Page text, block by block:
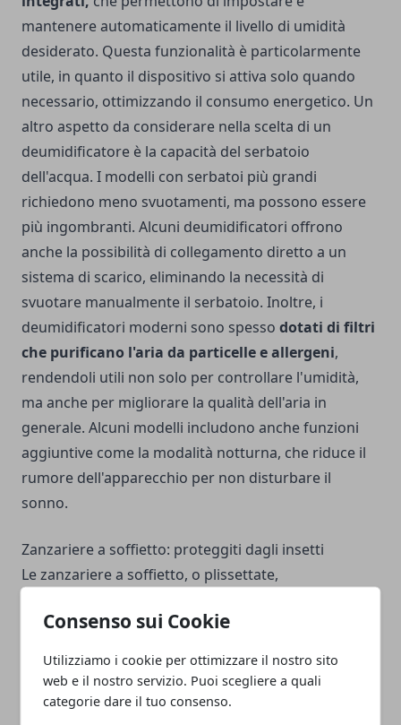
Consenso sui Cookie
Utilizziamo i cookie per ottimizzare il nostro sito
web e il nostro servizio. Puoi scegliere a quali
categorie dare il tuo consenso.
mantenere automaticamente il livello di umidità
desiderato. Questa funzionalità è particolarmente
utile, in quanto il dispositivo si attiva solo quando
necessario, ottimizzando il consumo energetico. Un
altro aspetto da considerare nella scelta di un
deumidificatore è la capacità del serbatoio
dell'acqua. I modelli con serbatoi più grandi
richiedono meno svuotamenti, ma possono essere
più ingombranti. Alcuni deumidificatori offrono
anche la possibilità di collegamento diretto a un
sistema di scarico, eliminando la necessità di
svuotare manualmente il serbatoio. Inoltre, i
deumidificatori moderni sono spesso dotati di filtri
che purificano l'aria da particelle e allergeni,
rendendoli utili non solo per controllare l'umidità,
ma anche per migliorare la qualità dell'aria in
generale. Alcuni modelli includono anche funzioni
aggiuntive come la modalità notturna, che riduce il
rumore dell'apparecchio per non disturbare il
sonno.
Zanzariere a soffietto: proteggiti dagli insetti
Le zanzariere a soffietto, o plissettate,
estremamente efficace per proteggere la casa dagli
Queste zanzarierecombinano qualità, sicurezza e
un design elegante, adattandosi perfettamente a